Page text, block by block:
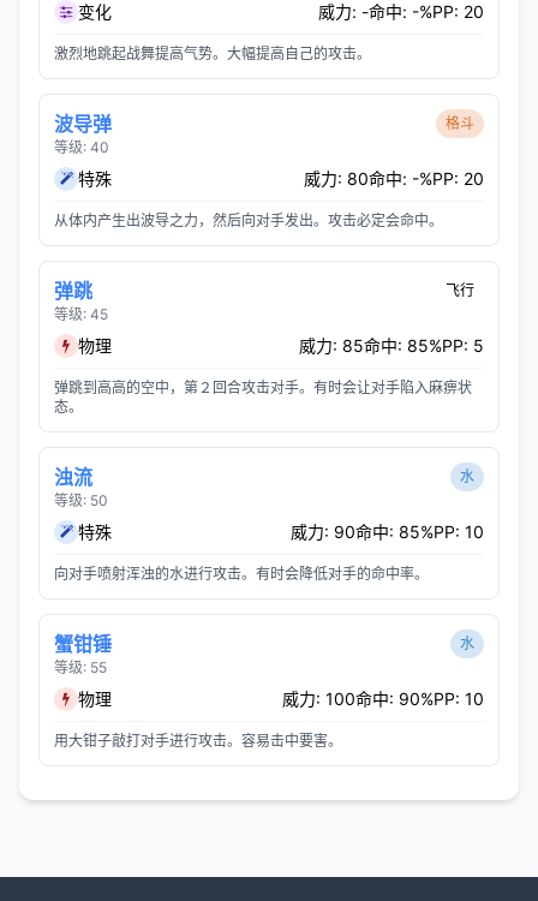
变化 威力: -命中: -%PP: 20
激烈地跳起战舞提高气势。大幅提高自己的攻击。
波导弹
等级: 40
格斗
特殊 威力: 80命中: -%PP: 20
从体内产生出波导之力，然后向对手发出。攻击必定会命中。
弹跳
等级: 45
飞行
物理 威力: 85命中: 85%PP: 5
弹跳到高高的空中，第２回合攻击对手。有时会让对手陷入麻痹状
态。
浊流
等级: 50
水
特殊 威力: 90命中: 85%PP: 10
向对手喷射浑浊的水进行攻击。有时会降低对手的命中率。
蟹钳锤
等级: 55
水
物理 威力: 100命中: 90%PP: 10
用大钳子敲打对手进行攻击。容易击中要害。